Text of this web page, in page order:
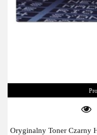
Oryginalny Toner Czarny